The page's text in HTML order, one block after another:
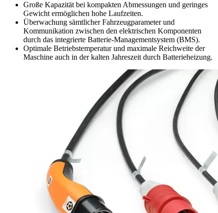
Große Kapazität bei kompakten Abmessungen und geringes
Gewicht ermöglichen hohe Laufzeiten.
Überwachung sämtlicher Fahrzeugparameter und
Kommunikation zwischen den elektrischen Komponenten
durch das integrierte Batterie-Managementsystem (BMS).
Optimale Betriebstemperatur und maximale Reichweite der
Maschine auch in der kalten Jahreszeit durch Batterieheizung.